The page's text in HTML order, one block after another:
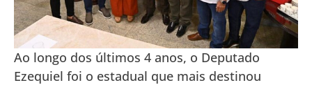
Ao longo dos últimos 4 anos, o Deputado
Ezequiel foi o estadual que mais destinou